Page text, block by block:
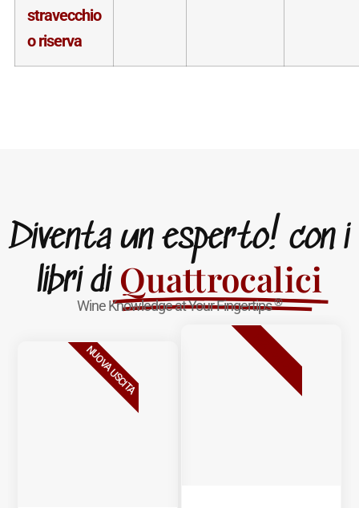
stravecchio
o riserva
Diventa un esperto! con i
libri di Quattrocalici
Wine Knowledge at Your Fingertips®
NUOVA USCITA BESTSELLER